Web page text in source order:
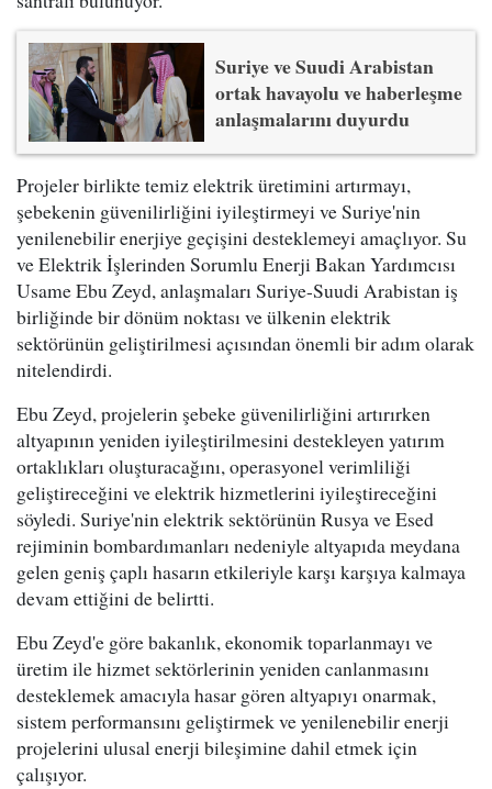
Suriye ve Suudi Arabistan
ortak havayolu ve haberleşme
anlaşmalarını duyurdu
Projeler birlikte temiz elektrik üretimini artırmayı,
şebekenin güvenilirliğini iyileştirmeyi ve Suriye'nin
yenilenebilir enerjiye geçişini desteklemeyi amaçlıyor. Su
ve Elektrik İşlerinden Sorumlu Enerji Bakan Yardımcısı
Usame Ebu Zeyd, anlaşmaları Suriye-Suudi Arabistan iş
birliğinde bir dönüm noktası ve ülkenin elektrik
sektörünün geliştirilmesi açısından önemli bir adım olarak
nitelendirdi.
Ebu Zeyd, projelerin şebeke güvenilirliğini artırırken
altyapının yeniden iyileştirilmesini destekleyen yatırım
ortaklıkları oluşturacağını, operasyonel verimliliği
geliştireceğini ve elektrik hizmetlerini iyileştireceğini
söyledi. Suriye'nin elektrik sektörünün Rusya ve Esed
rejiminin bombardımanları nedeniyle altyapıda meydana
gelen geniş çaplı hasarın etkileriyle karşı karşıya kalmaya
devam ettiğini de belirtti.
Ebu Zeyd'e göre bakanlık, ekonomik toparlanmayı ve
üretim ile hizmet sektörlerinin yeniden canlanmasını
desteklemek amacıyla hasar gören altyapıyı onarmak,
sistem performansını geliştirmek ve yenilenebilir enerji
projelerini ulusal enerji bileşimine dahil etmek için
çalışıyor.